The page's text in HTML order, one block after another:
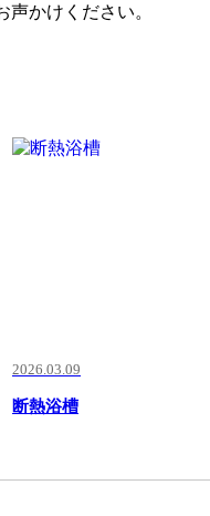
かけください。
2026.03.09
断熱浴槽